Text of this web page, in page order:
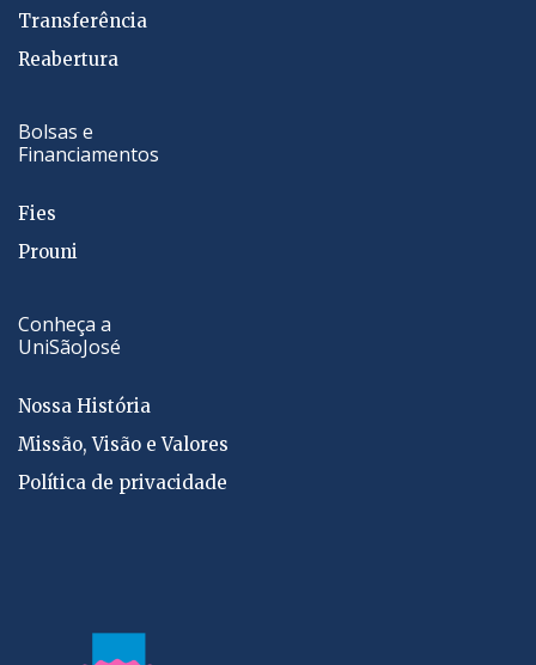
Transferência
Reabertura
Bolsas e
Financiamentos
Fies
Prouni
Conheça a
UniSãoJosé
Nossa História
Missão, Visão e Valores
Política de privacidade